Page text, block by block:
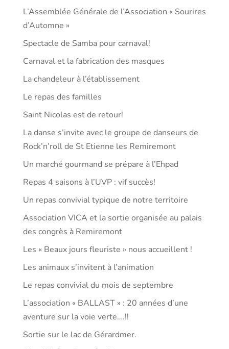
L’Assemblée Générale de l’Association « Sourires
d’Automne »
Spectacle de Samba pour carnaval!
Carnaval et la fabrication des masques
La chandeleur à l’établissement
Le repas des familles
Saint Nicolas est de retour!
La danse s’invite avec le groupe de danseurs de
Rock’n’roll de St Etienne les Remiremont
Un marché gourmand se prépare à l’Ehpad
Repas 4 saisons à l’UVP : vif succès!
Un repas convivial typique de notre territoire
Association VICA et la sortie organisée au palais
des congrès à Remiremont
Les « Beaux jours fleuriste » nous accueillent !
Les animaux s’invitent à l’animation
Le repas convivial du mois de septembre
L’association « BALLAST » : 20 années d’une
aventure sur la voie verte….!!
Sortie sur le lac de Gérardmer.